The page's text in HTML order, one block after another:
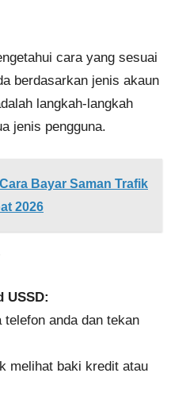
cara yang sesuai
berdasarkan jenis akaun
langkah-langkah
jenis pengguna.
Bayar Saman Trafik
2026
USSD:
telefon anda dan tekan
melihat baki kredit atau